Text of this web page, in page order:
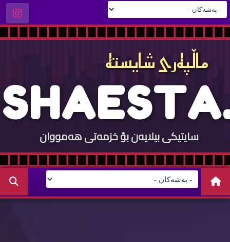
ماڵپه‌ری شایسته‌
SHAESTA.
COM
سایتيكی بيلایه‌ن بؤ خزمه‌تی هه‌مووان